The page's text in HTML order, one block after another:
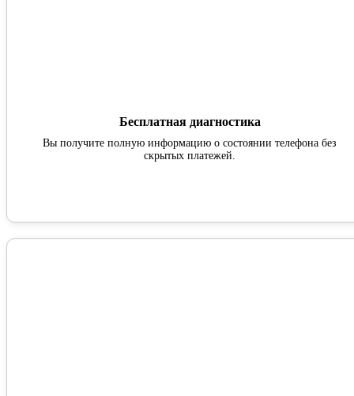
Бесплатная диагностика
Вы получите полную информацию о состоянии телефона без
скрытых платежей.